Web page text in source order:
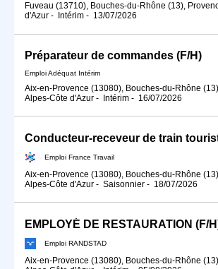
Fuveau (13710), Bouches-du-Rhône (13),
d'Azur - Intérim - 13/07/2026
Préparateur de commandes (F/H)
Emploi Adéquat Intérim
Aix-en-Provence (13080), Bouches-du-Rhône
Alpes-Côte d'Azur - Intérim - 16/07/2026
Emploi France Travail
Aix-en-Provence (13080), Bouches-du-Rhône
Alpes-Côte d'Azur - Saisonnier - 18/07/2026
EMPLOYÉ DE RESTAURATION (F/
Emploi RANDSTAD
Aix-en-Provence (13080), Bouches-du-Rhône